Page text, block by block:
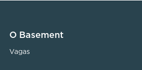
O Basement
Vagas